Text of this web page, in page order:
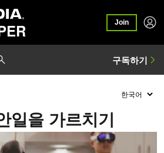
Join
일을 가르치기